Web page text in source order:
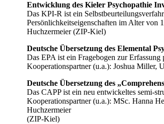
Entwicklung des Kieler Psychopathie
Das KPI-R ist ein
Persönlichkeitseigenschaften im Alter von
Huchzermeier (ZIP-Kiel)
Deutsche Übersetzung des Elemental
Das EPA ist ein Fragebogen zur
Kooperationspartner (u.a.): Joshua Miller,
Deutsche Übersetzung des
Das CAPP ist ein neu entwickeltes semi-
Kooperationspartner (u.a.): MSc. Hanna
Huchzermeier
(ZIP-Kiel)